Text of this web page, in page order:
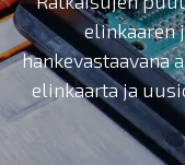
elinkaaren
hankevastaavana
elinkaarta ja